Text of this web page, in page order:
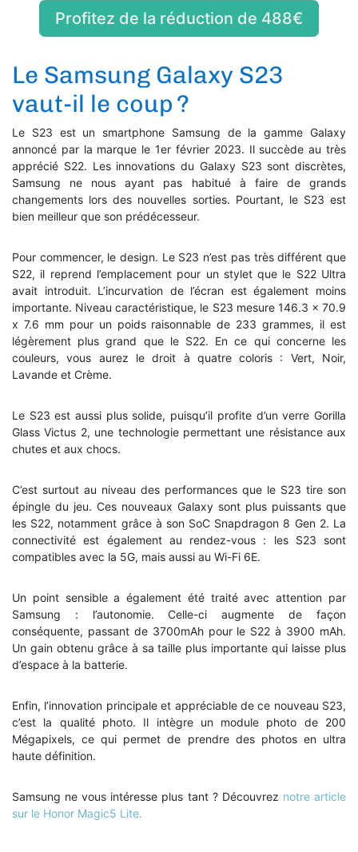
Profitez de la réduction de 488€
Le Samsung Galaxy S23
vaut-il le coup ?
Le S23 est un smartphone Samsung de la gamme Galaxy
annoncé par la marque le 1er février 2023. Il succède au très
apprécié S22. Les innovations du Galaxy S23 sont discrètes,
Samsung ne nous ayant pas habitué à faire de grands
changements lors des nouvelles sorties. Pourtant, le S23 est
bien meilleur que son prédécesseur.
Pour commencer, le design. Le S23 n’est pas très différent que
S22, il reprend l’emplacement pour un stylet que le S22 Ultra
avait introduit. L’incurvation de l’écran est également moins
importante. Niveau caractéristique, le S23 mesure 146.3 x 70.9
x 7.6 mm pour un poids raisonnable de 233 grammes, il est
légèrement plus grand que le S22. En ce qui concerne les
couleurs, vous aurez le droit à quatre coloris : Vert, Noir,
Lavande et Crème.
Le S23 est aussi plus solide, puisqu’il profite d’un verre Gorilla
Glass Victus 2, une technologie permettant une résistance aux
chutes et aux chocs.
C’est surtout au niveau des performances que le S23 tire son
épingle du jeu. Ces nouveaux Galaxy sont plus puissants que
les S22, notamment grâce à son SoC Snapdragon 8 Gen 2. La
connectivité est également au rendez-vous : les S23 sont
compatibles avec la 5G, mais aussi au Wi-Fi 6E.
Un point sensible a également été traité avec attention par
Samsung : l’autonomie. Celle-ci augmente de façon
conséquente, passant de 3700mAh pour le S22 à 3900 mAh.
Un gain obtenu grâce à sa taille plus importante qui laisse plus
d’espace à la batterie.
Enfin, l’innovation principale et appréciable de ce nouveau S23,
c’est la qualité photo. Il intègre un module photo de 200
Mégapixels, ce qui permet de prendre des photos en ultra
haute définition.
Samsung ne vous intéresse plus tant ? Découvrez notre article
sur le Honor Magic5 Lite.